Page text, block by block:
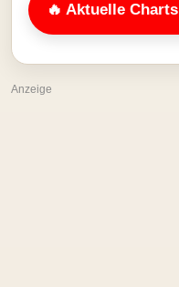
🔥 Aktuelle
Anzeige